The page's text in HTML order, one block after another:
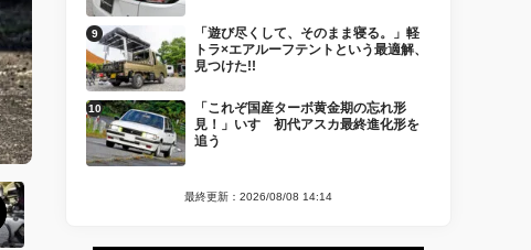
「遊び尽くして、そのまま寝る。」軽
トラ×エアルーフテントという最適解、
見つけた!!
「これぞ国産ターボ黄金期の忘れ形
見！」いすゞ初代アスカ最終進化形を
追う
最終更新：2026/08/08 14:14